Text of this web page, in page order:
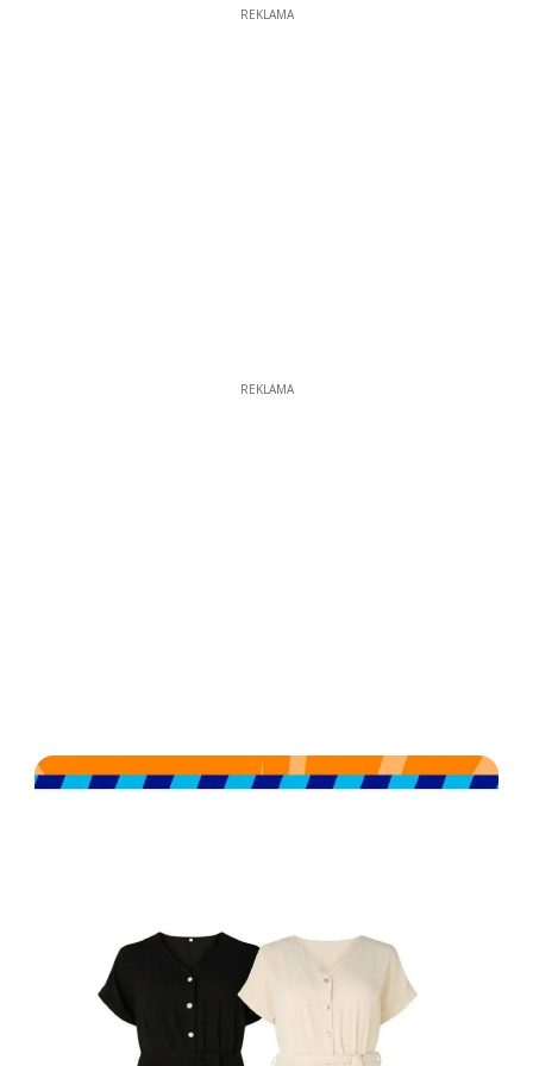
REKLAMA
REKLAMA